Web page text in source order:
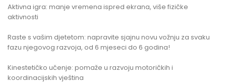
Aktivna igra: manje vremena ispred ekrana, više fizičke
aktivnosti
Raste s vašim djetetom: napravite sjajnu novu vožnju za svaku
fazu njegovog razvoja, od 6 mjeseci do 6 godina!
Kinestetičko učenje: pomaže u razvoju motoričkih i
koordinacijskih vještina